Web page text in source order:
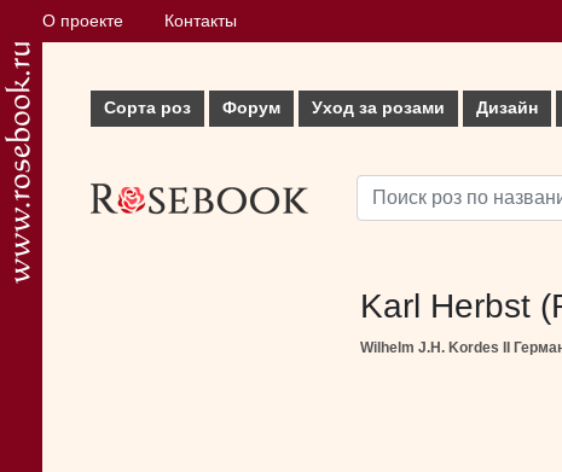
О проекте Контакты
Сорта роз Форум Уход за розами Дизайн
Karl Herbst
Wilhelm J.H. Kordes II